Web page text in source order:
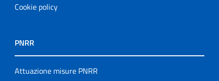
Cookie policy
PNRR
Attuazione misure PNRR